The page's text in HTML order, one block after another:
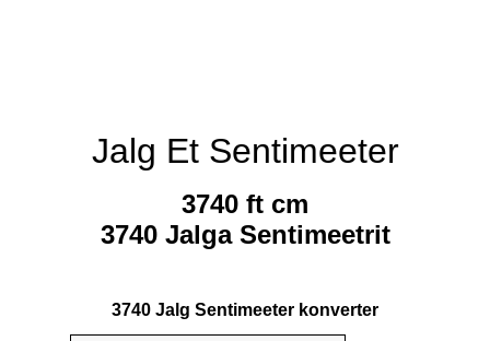
Jalg Et Sentimeeter
3740 ft cm
3740 Jalga Sentimeetrit
3740 Jalg Sentimeeter konverter